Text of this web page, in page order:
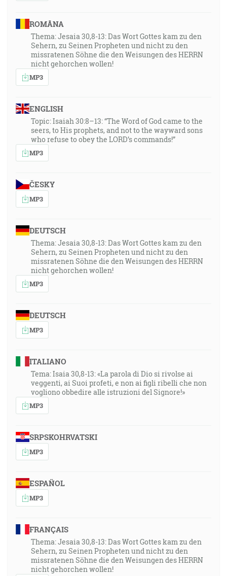
ROMÂNA
Thema: Jesaia 30,8-13: Das Wort Gottes kam zu den
Sehern, zu Seinen Propheten und nicht zu den
missratenen Söhne die den Weisungen des HERRN
nicht gehorchen wollen!
MP3
ENGLISH
Topic: Isaiah 30:8–13: “The Word of God came to the
seers, to His prophets, and not to the wayward sons
who refuse to obey the LORD’s commands!”
MP3
ČESKY
MP3
DEUTSCH
Thema: Jesaia 30,8-13: Das Wort Gottes kam zu den
Sehern, zu Seinen Propheten und nicht zu den
missratenen Söhne die den Weisungen des HERRN
nicht gehorchen wollen!
MP3
DEUTSCH
MP3
ITALIANO
Tema: Isaia 30,8-13: «La parola di Dio si rivolse ai
veggenti, ai Suoi profeti, e non ai figli ribelli che non
vogliono obbedire alle istruzioni del Signore!»
MP3
SRPSKOHRVATSKI
MP3
ESPAÑOL
MP3
FRANÇAIS
Thema: Jesaia 30,8-13: Das Wort Gottes kam zu den
Sehern, zu Seinen Propheten und nicht zu den
missratenen Söhne die den Weisungen des HERRN
nicht gehorchen wollen!